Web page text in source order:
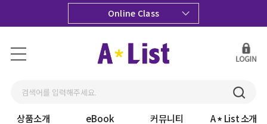
Online Class
상품소개 eBook 커뮤니티 A List 소개